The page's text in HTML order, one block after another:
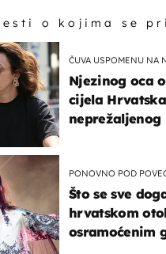
o kojima se
ČUVA USPOMENU NA
Njezinog oca
cijela
neprežaljenog
PONOVNO POD
Što se sve
hrvatskom
osramoćenim